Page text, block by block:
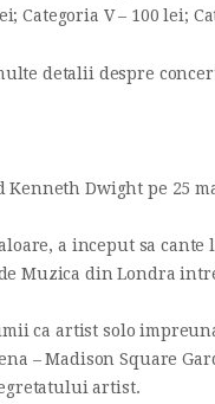
Categoria V – 100 lei;
detalii despre
Kenneth Dwight pe 25
a inceput sa cante
Muzica din Londra
ca artist solo
– Madison Square
artist.